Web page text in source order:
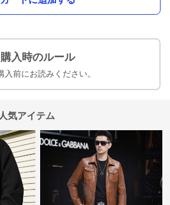
購入時のルール
入前にお読みください。
気アイテム